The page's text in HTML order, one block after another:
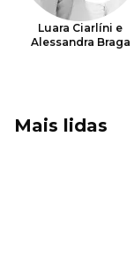
Luara Ciarlíni e
Alessandra Braga
Mais lidas